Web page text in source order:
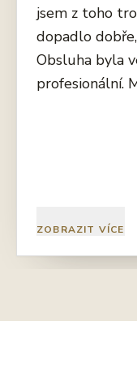
jsem z toho
dopadlo
Obsluha byla
profesionální.
ZOBRAZIT VÍCE